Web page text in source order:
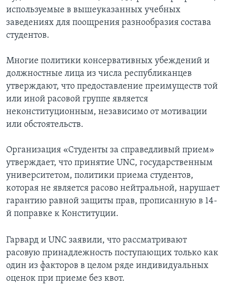
используемые в вышеуказанных учебных
заведениях для поощрения разнообразия состава
студентов.
Многие политики консервативных убеждений и
должностные лица из числа республиканцев
утверждают, что предоставление преимуществ той
или иной расовой группе является
неконституционным, независимо от мотивации
или обстоятельств.
Организация «Студенты за справедливый прием»
утверждает, что принятие UNC, государственным
университетом, политики приема студентов,
которая не является расово нейтральной, нарушает
гарантию равной защиты прав, прописанную в 14-
й поправке к Конституции.
Гарвард и UNC заявили, что рассматривают
расовую принадлежность поступающих только как
один из факторов в целом ряде индивидуальных
оценок при приеме без квот.